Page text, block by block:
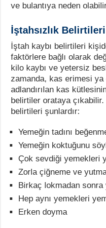
ve bulantıya neden
İştahsızlık
İştah kaybı belirtileri
faktörlere bağlı olarak
kilo kaybı ve yetersiz
zamanda, kas erimesi
adlandırılan kas
belirtiler orataya
belirtileri şunlardır:
Yemeğin tadını
Yemeğin koktuğunu
Çok sevdiği yemekleri
Zorla çiğneme ve
Birkaç lokmadan
Hep aynı yemekleri
Erken doyma